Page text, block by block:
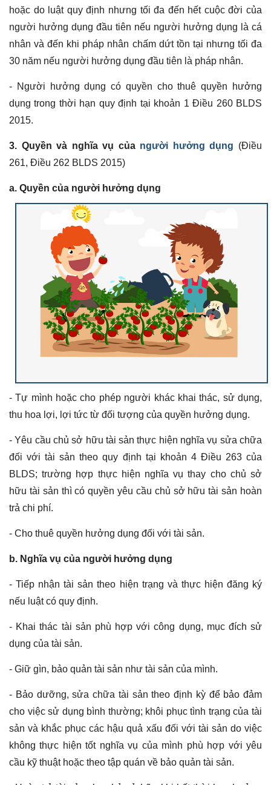
hoặc do luật quy định nhưng tối đa đến hết cuộc đời của
người hưởng dụng đầu tiên nếu người hưởng dụng là cá
nhân và đến khi pháp nhân chấm dứt tồn tại nhưng tối đa
30 năm nếu người hưởng dụng đầu tiên là pháp nhân.
- Người hưởng dụng có quyền cho thuê quyền hưởng
dụng trong thời hạn quy định tại khoản 1 Điều 260 BLDS
2015.
3. Quyền và nghĩa vụ của người hưởng dụng (Điều
261, Điều 262 BLDS 2015)
a. Quyền của người hưởng dụng
- Tự mình hoặc cho phép người khác khai thác, sử dụng,
thu hoa lợi, lợi tức từ đối tượng của quyền hưởng dụng.
- Yêu cầu chủ sở hữu tài sản thực hiện nghĩa vụ sửa chữa
đối với tài sản theo quy định tại khoản 4 Điều 263 của
BLDS; trường hợp thực hiện nghĩa vụ thay cho chủ sở
hữu tài sản thì có quyền yêu cầu chủ sở hữu tài sản hoàn
trả chi phí.
- Cho thuê quyền hưởng dụng đối với tài sản.
b. Nghĩa vụ của người hưởng dụng
- Tiếp nhận tài sản theo hiện trạng và thực hiện đăng ký
nếu luật có quy định.
- Khai thác tài sản phù hợp với công dụng, mục đích sử
dụng của tài sản.
- Giữ gìn, bảo quản tài sản như tài sản của mình.
- Bảo dưỡng, sửa chữa tài sản theo định kỳ để bảo đảm
cho việc sử dụng bình thường; khôi phục tình trạng của tài
sản và khắc phục các hậu quả xấu đối với tài sản do việc
không thực hiện tốt nghĩa vụ của mình phù hợp với yêu
cầu kỹ thuật hoặc theo tập quán về bảo quản tài sản.